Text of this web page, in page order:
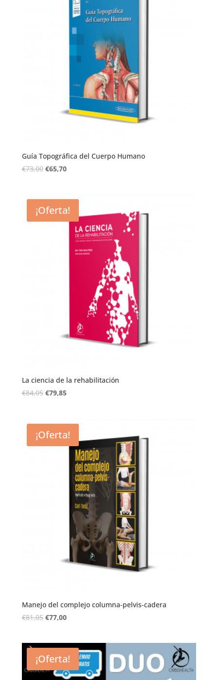
Guía Topográfica del Cuerpo Humano
€73,00 €65,70
¡Oferta!
La ciencia de la rehabilitación
€84,05 €79,85
¡Oferta!
Manejo del complejo columna-pelvis-cadera
€81,05 €77,00
¡Oferta!